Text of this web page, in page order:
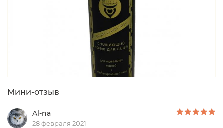
Мини-отзыв
Al-na
28 февраля 2021